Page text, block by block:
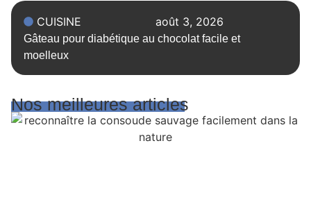
CUISINE août 3, 2026
Gâteau pour diabétique au chocolat facile et
moelleux
Nos meilleures articles